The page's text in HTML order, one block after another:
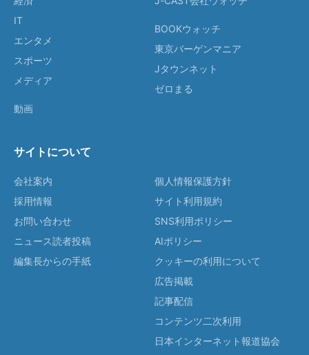
IT
エンタメ
スポーツ
メディア
動画
BOOKウォッチ
東京バーゲンマニア
Jタウンネット
ゼロまる
サイトについて
会社案内
採用情報
お問い合わせ
ニュース読者投稿
編集長からの手紙
個人情報保護方針
サイト利用規約
SNS利用ポリシー
AIポリシー
クッキーの利用について
広告掲載
記事配信
コンテンツ二次利用
日本インターネット報道協会